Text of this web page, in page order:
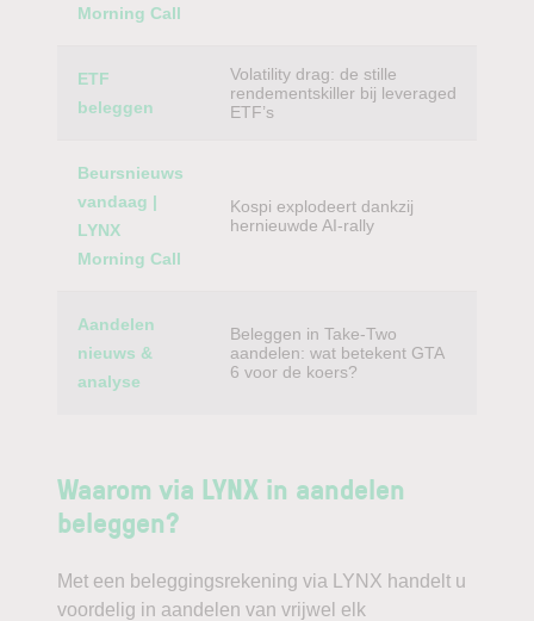
Morning Call
ETF
beleggen
Volatility drag: de stille
rendementskiller bij leveraged
ETF’s
Beursnieuws
vandaag |
LYNX
Morning Call
Kospi explodeert dankzij
hernieuwde AI-rally
Aandelen
nieuws &
analyse
Beleggen in Take-Two
aandelen: wat betekent GTA
6 voor de koers?
Waarom via LYNX in aandelen
beleggen?
Met een beleggingsrekening via LYNX handelt u
voordelig in aandelen van vrijwel elk